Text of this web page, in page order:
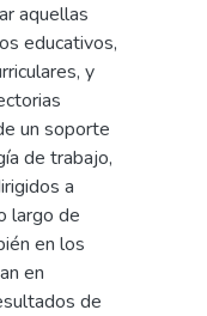
aquellas
educativos,
y
un soporte
de trabajo,
a
largo de
en los
en
de